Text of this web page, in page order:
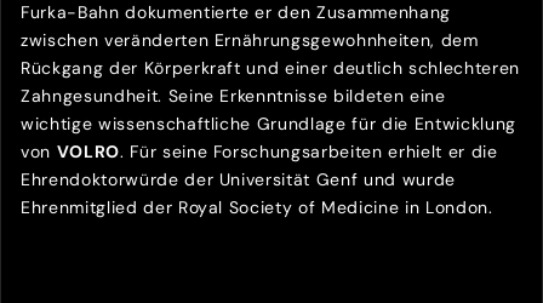
Furka-Bahn dokumentierte er den Zusammenhang
zwischen veränderten Ernährungsgewohnheiten, dem
Rückgang der Körperkraft und einer deutlich schlechteren
Zahngesundheit. Seine Erkenntnisse bildeten eine
wichtige wissenschaftliche Grundlage für die Entwicklung
von VOLRO. Für seine Forschungsarbeiten erhielt er die
Ehrendoktorwürde der Universität Genf und wurde
Ehrenmitglied der Royal Society of Medicine in London.